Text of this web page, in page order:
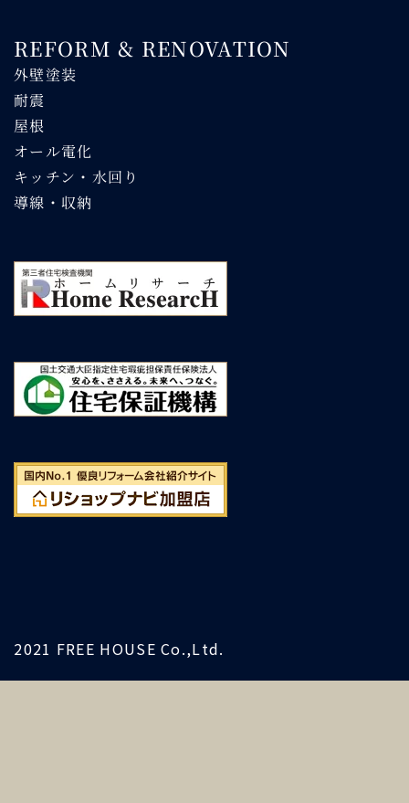
REFORM & RENOVATION
外壁塗装
耐震
屋根
オール電化
キッチン・水回り
導線・収納
2021 FREE HOUSE Co.,Ltd.